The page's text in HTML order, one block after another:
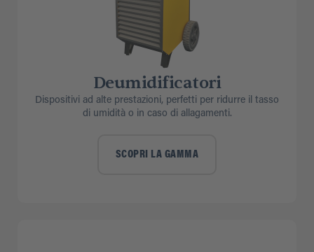
Deumidificatori
Dispositivi ad alte prestazioni, perfetti per ridurre il tasso
di umidità o in caso di allagamenti.
SCOPRI LA GAMMA